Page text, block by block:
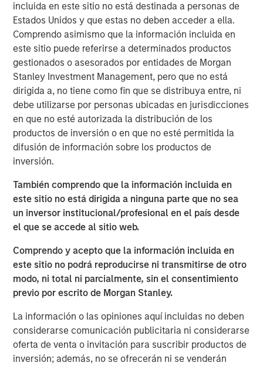
incluida en este sitio no está destinada a personas de
Estados Unidos y que estas no deben acceder a ella.
Comprendo asimismo que la información incluida en
este sitio puede referirse a determinados productos
gestionados o asesorados por entidades de Morgan
Stanley Investment Management, pero que no está
dirigida a, no tiene como fin que se distribuya entre, ni
debe utilizarse por personas ubicadas en jurisdicciones
en que no esté autorizada la distribución de los
productos de inversión o en que no esté permitida la
difusión de información sobre los productos de
inversión.
También comprendo que la información incluida en
este sitio no está dirigida a ninguna parte que no sea
un inversor institucional/profesional en el país desde
el que se accede al sitio web.
Comprendo y acepto que la información incluida en
este sitio no podrá reproducirse ni transmitirse de otro
modo, ni total ni parcialmente, sin el consentimiento
previo por escrito de Morgan Stanley.
La información o las opiniones aquí incluidas no deben
considerarse comunicación publicitaria ni considerarse
oferta de venta o invitación para suscribir productos de
inversión; además, no se ofrecerán ni se venderán
“Red Oak demonstrates MSIP’s ability to create long-term
value by bringing operational, commercial and financial
expertise to our portfolio,” said Markus Hottenrott, Chief
Investment Officer for Morgan Stanley Infrastructure
Partners. “Red Oak is a critical resource to the Northeast
region and its role has become increasingly vital as the
U.S. power market grapples with load growth and
challenges adding new supply.”
The transaction is expected to close in the fourth quarter
of 2025, subject to customary closing conditions and
regulatory approvals. Jefferies LLC served as lead
financial advisor to MSIP, and Santander also served as a
financial advisor to MSIP.
About Red Oak
located in Sayreville, New Jersey, and is part of the PJM
Interconnection, North America’s largest power market.
The Facility was constructed in 2002 by the AES
Corporation and uses proven low heat rate Siemens 501F
technology which has a long track-record of delivering
exceptional performance and reliability.
About Morgan Stanley Infrastructure Partners
Morgan Stanley Infrastructure Partners (“MSIP”) is a